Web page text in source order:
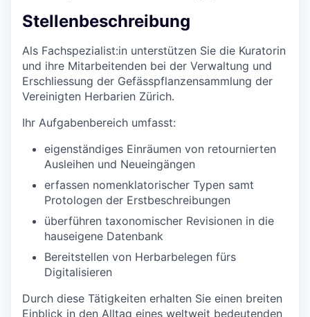
Stellenbeschreibung
Als Fachspezialist:in unterstützen Sie die Kuratorin
und ihre Mitarbeitenden bei der Verwaltung und
Erschliessung der Gefässpflanzensammlung der
Vereinigten Herbarien Zürich.
Ihr Aufgabenbereich umfasst:
eigenständiges Einräumen von retournierten
Ausleihen und Neueingängen
erfassen nomenklatorischer Typen samt
Protologen der Erstbeschreibungen
überführen taxonomischer Revisionen in die
hauseigene Datenbank
Bereitstellen von Herbarbelegen fürs
Digitalisieren
Durch diese Tätigkeiten erhalten Sie einen breiten
Einblick in den Alltag eines weltweit bedeutenden